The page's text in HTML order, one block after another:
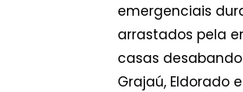
emergenciais
arrastados pela
casas
Grajaú, Eldorado